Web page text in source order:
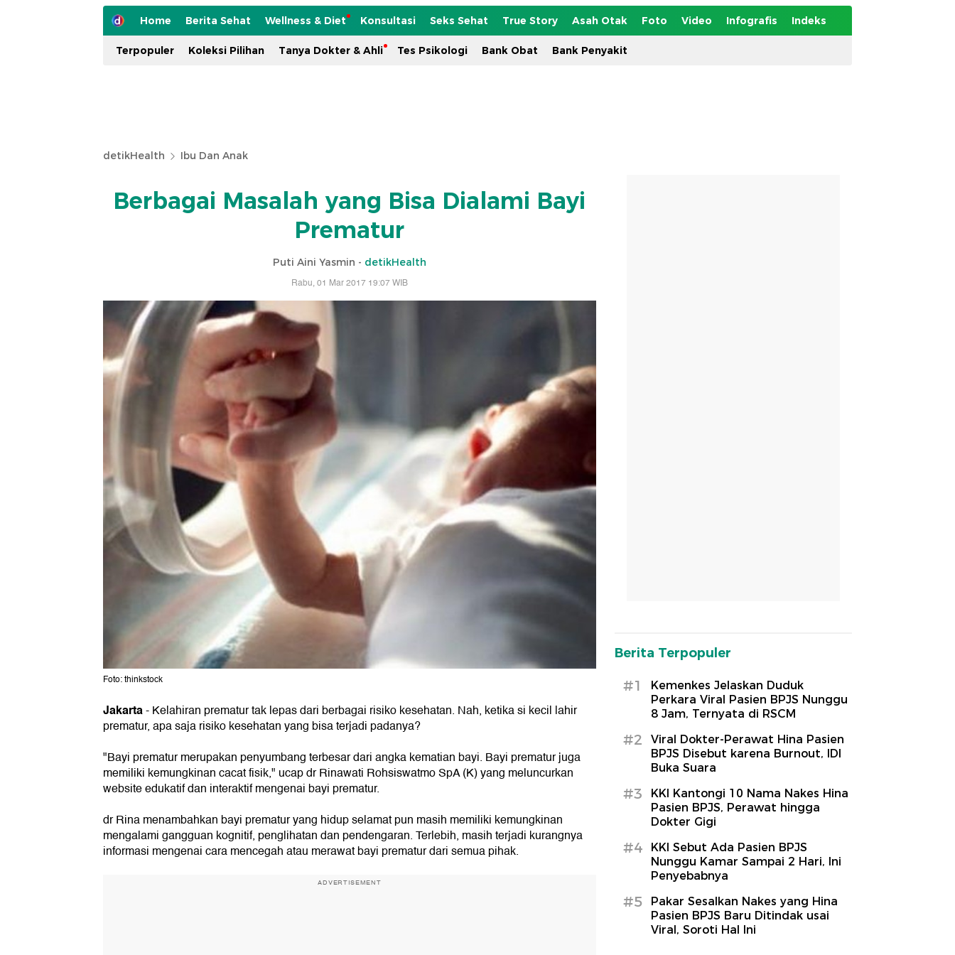
Home Berita Sehat Wellness & Diet Konsultasi Seks Sehat True Story Asah Otak Foto Video Infografis Indeks
Terpopuler Koleksi Pilihan Tanya Dokter & Ahli Tes Psikologi Bank Obat Bank Penyakit
detikHealth Ibu Dan Anak
Berbagai Masalah yang Bisa Dialami Bayi
Prematur
Puti Aini Yasmin - detikHealth
Rabu, 01 Mar 2017 19:07 WIB
Foto: thinkstock
Jakarta- Kelahiran prematur tak lepas dari berbagai risiko kesehatan. Nah, ketika si kecil lahir
prematur, apa saja risiko kesehatan yang bisa terjadi padanya?
"Bayi prematur merupakan penyumbang terbesar dari angka kematian bayi. Bayi prematur juga
memiliki kemungkinan cacat fisik," ucap dr Rinawati Rohsiswatmo SpA (K) yang meluncurkan
website edukatif dan interaktif mengenai bayi prematur.
dr Rina menambahkan bayi prematur yang hidup selamat pun masih memiliki kemungkinan
mengalami gangguan kognitif, penglihatan dan pendengaran. Terlebih, masih terjadi kurangnya
informasi mengenai cara mencegah atau merawat bayi prematur dari semua pihak.
ADVERTISEMENT
Berita Terpopuler
#1
Kemenkes Jelaskan Duduk
Perkara Viral Pasien BPJS Nunggu
8 Jam, Ternyata di RSCM
#2
Viral Dokter-Perawat Hina Pasien
BPJS Disebut karena Burnout, IDI
Buka Suara
#3
KKI Kantongi 10 Nama Nakes Hina
Pasien BPJS, Perawat hingga
Dokter Gigi
#4
KKI Sebut Ada Pasien BPJS
Nunggu Kamar Sampai 2 Hari, Ini
Penyebabnya
#5
Pakar Sesalkan Nakes yang Hina
Pasien BPJS Baru Ditindak usai
Viral, Soroti Hal Ini